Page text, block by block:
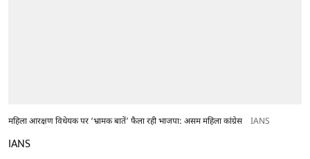
महिला आरक्षण विधेयक पर ‘भ्रामक बातें’ फैला रही भाजपा: असम महिला कांग्रेस IANS
IANS